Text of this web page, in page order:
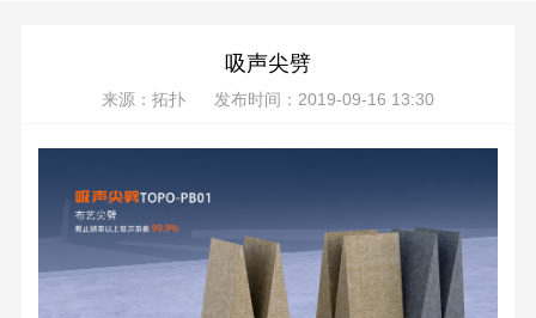
吸声尖劈
来源：拓扑 发布时间：2019-09-16 13:30